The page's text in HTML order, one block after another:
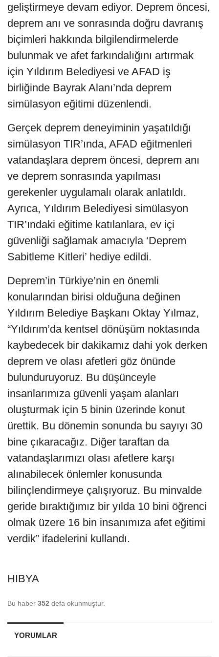
geliştirmeye devam ediyor. Deprem öncesi,
deprem anı ve sonrasında doğru davranış
biçimleri hakkında bilgilendirmelerde
bulunmak ve afet farkındalığını artırmak
için Yıldırım Belediyesi ve AFAD iş
birliğinde Bayrak Alanı’nda deprem
simülasyon eğitimi düzenlendi.
Gerçek deprem deneyiminin yaşatıldığı
simülasyon TIR’ında, AFAD eğitmenleri
vatandaşlara deprem öncesi, deprem anı
ve deprem sonrasında yapılması
gerekenler uygulamalı olarak anlatıldı.
Ayrıca, Yıldırım Belediyesi simülasyon
TIR’ındaki eğitime katılanlara, ev içi
güvenliği sağlamak amacıyla ‘Deprem
Sabitleme Kitleri’ hediye edildi.
Deprem’in Türkiye’nin en önemli
konularından birisi olduğuna değinen
Yıldırım Belediye Başkanı Oktay Yılmaz,
“Yıldırım’da kentsel dönüşüm noktasında
kaybedecek bir dakikamız dahi yok derken
deprem ve olası afetleri göz önünde
bulunduruyoruz. Bu düşünceyle
insanlarımıza güvenli yaşam alanları
oluşturmak için 5 binin üzerinde konut
ürettik. Bu dönemin sonunda bu sayıyı 30
bine çıkaracağız. Diğer taraftan da
vatandaşlarımızı olası afetlere karşı
alınabilecek önlemler konusunda
bilinçlendirmeye çalışıyoruz. Bu minvalde
geride bıraktığımız bir yılda 10 bini öğrenci
olmak üzere 16 bin insanımıza afet eğitimi
verdik” ifadelerini kullandı.
HIBYA
Bu haber 352 defa okunmuştur.
YORUMLAR